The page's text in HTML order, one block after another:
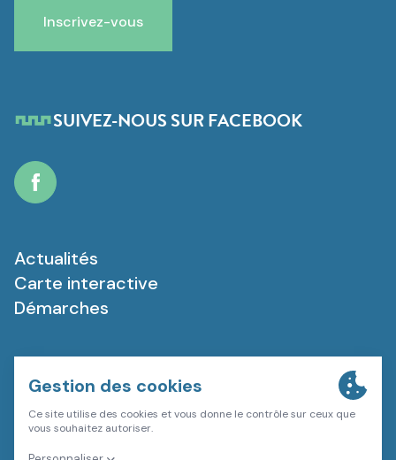
Inscrivez-vous
SUIVEZ-NOUS SUR FACEBOOK
Actualités
Carte interactive
Démarches
Plan du site
Mentions légales
Politique de confidentialité
Gestion des cookies